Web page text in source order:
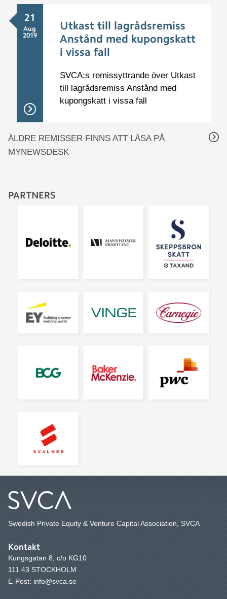
21
Aug
2019
Utkast till lagrådsremiss
Anstånd med kupongskatt
i vissa fall
SVCA:s remissyttrande över Utkast
till lagrådsremiss Anstånd med
kupongskatt i vissa fall
ÄLDRE REMISSER FINNS ATT LÄSA PÅ
MYNEWSDESK
PARTNERS
Swedish Private Equity & Venture Capital Association, SVCA
Kontakt
Kungsgatan 8, c/o KG10
111 43 STOCKHOLM
E-Post: info@svca.se